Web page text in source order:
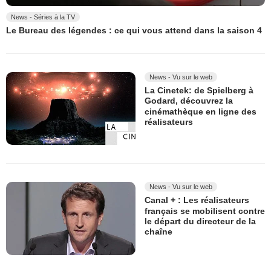
News - Séries à la TV
Le Bureau des légendes : ce qui vous attend dans la saison 4
News - Vu sur le web
La Cinetek: de Spielberg à
Godard, découvrez la
cinémathèque en ligne des
réalisateurs
News - Vu sur le web
Canal + : Les réalisateurs
français se mobilisent contre
le départ du directeur de la
chaîne